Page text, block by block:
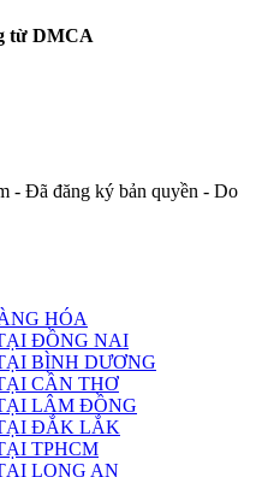
từ DMCA
- Đã đăng ký bản quyền - Do
HÓA
ĐỒNG NAI
BÌNH DƯƠNG
CẦN THƠ
LÂM ĐỒNG
ĐẮK LẮK
TPHCM
LONG AN